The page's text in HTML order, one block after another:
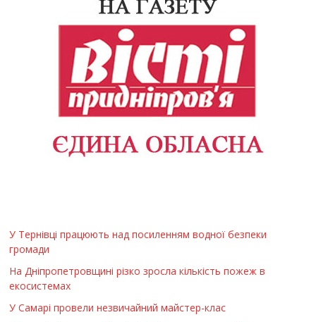
У Тернівці працюють над посиленням водної безпеки
громади
На Дніпропетровщині різко зросла кількість пожеж в
екосистемах
У Самарі провели незвичайний майстер-клас